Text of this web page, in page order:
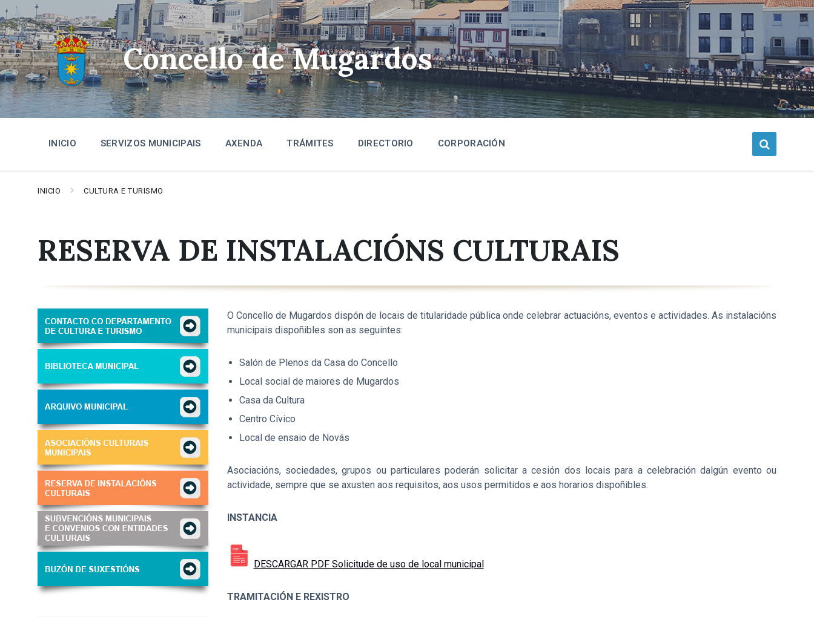
Skip
to
content
Skip
to
main
navigation
Skip
to
footer
Concello de Mugardos
INICIO SERVIZOS MUNICIPAIS AXENDA TRÁMITES DIRECTORIO CORPORACIÓN
INICIO CULTURA E TURISMO
RESERVA DE INSTALACIÓNS CULTURAIS
O Concello de Mugardos dispón de locais de titularidade pública onde celebrar actuacións, eventos e actividades. As instalacións
municipais dispoñibles son as seguintes:
Salón de Plenos da Casa do Concello
Local social de maiores de Mugardos
Casa da Cultura
Centro Cívico
Local de ensaio de Novás
Asociacións, sociedades, grupos ou particulares poderán solicitar a cesión dos locais para a celebración dalgún evento ou
actividade, sempre que se axusten aos requisitos, aos usos permitidos e aos horarios dispoñibles.
INSTANCIA
DESCARGAR PDF Solicitude de uso de local municipal
TRAMITACIÓN E REXISTRO